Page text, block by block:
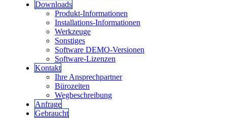
Downloads
Produkt-Informationen
Installations-Informationen
Werkzeuge
Sonstiges
Software DEMO-Versionen
Software-Lizenzen
Kontakt
Ihre Ansprechpartner
Bürozeiten
Wegbeschreibung
Anfrage
Gebraucht